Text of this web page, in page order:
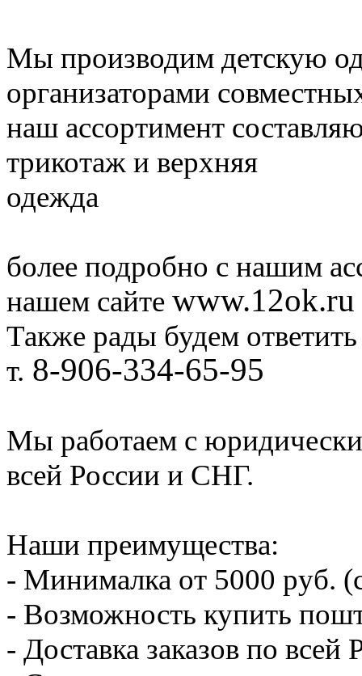
Мы производим детскую
организаторами
наш ассортимент
трикотаж и верхняя
одежда
более подробно с нашим
нашем сайте www.12ok.ru
Также рады будем
т. 8-906-334-65-95
Мы работаем с
всей России и СНГ.
Наши преимущества:
- Минималка от 5000 руб.
- Возможность купить
- Доставка заказов по